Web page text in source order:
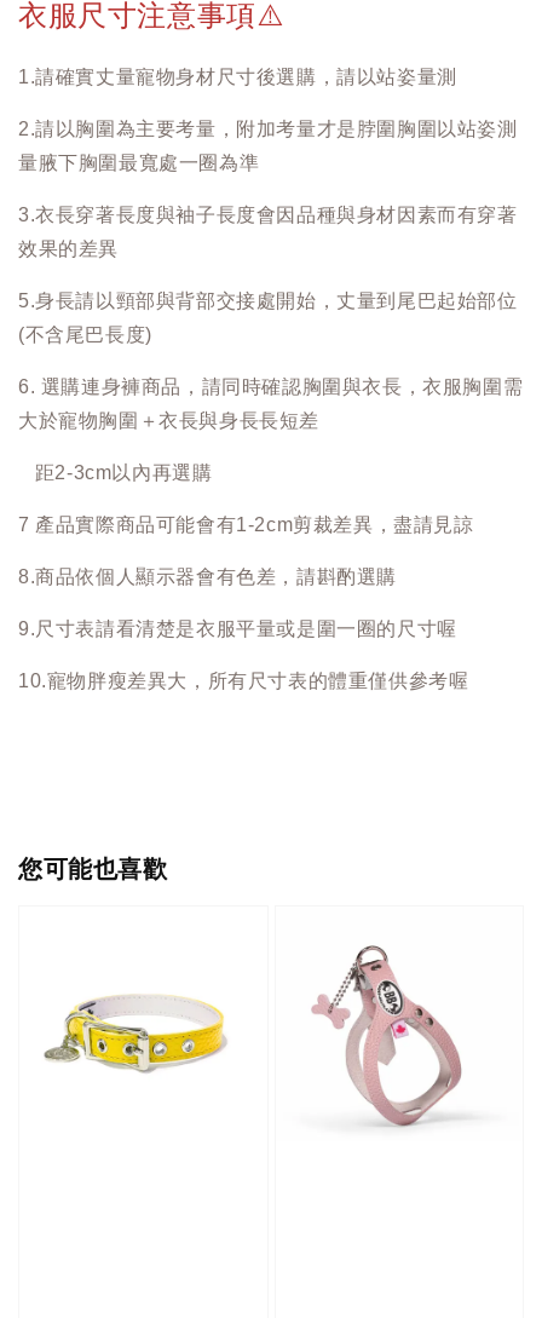
衣服尺寸注意事項⚠️
1.請確實丈量寵物身材尺寸後選購，請以站姿量測
2.請以胸圍為主要考量，附加考量才是脖圍胸圍以站姿測
量腋下胸圍最寬處一圈為準
3.衣長穿著長度與袖子長度會因品種與身材因素而有穿著
效果的差異
5.身長請以頸部與背部交接處開始，丈量到尾巴起始部位
(不含尾巴長度)
6. 選購連身褲商品，請同時確認胸圍與衣長，衣服胸圍需
大於寵物胸圍＋衣長與身長長短差
距2-3cm以內再選購
7 產品實際商品可能會有1-2cm剪裁差異，盡請見諒
8.商品依個人顯示器會有色差，請斟酌選購
9.尺寸表請看清楚是衣服平量或是圍一圈的尺寸喔
10.寵物胖瘦差異大，所有尺寸表的體重僅供參考喔
您可能也喜歡